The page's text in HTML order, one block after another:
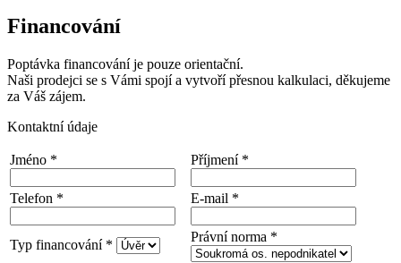
Financování
Poptávka financování je pouze orientační.
Naši prodejci se s Vámi spojí a vytvoří přesnou kalkulaci, děkujeme
za Váš zájem.
Kontaktní údaje
Jméno * Příjmení *
Telefon * E-mail *
Typ financování *
Právní norma *